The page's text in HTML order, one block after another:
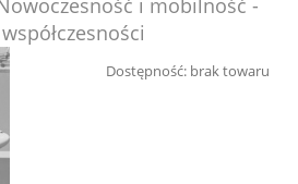
i mobilność -
Dostępność: brak towaru